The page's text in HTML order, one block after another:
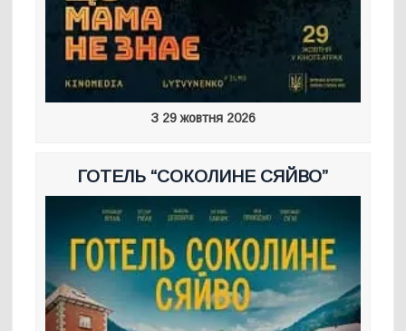
З 29 жовтня 2026
ГОТЕЛЬ “СОКОЛИНЕ СЯЙВО”